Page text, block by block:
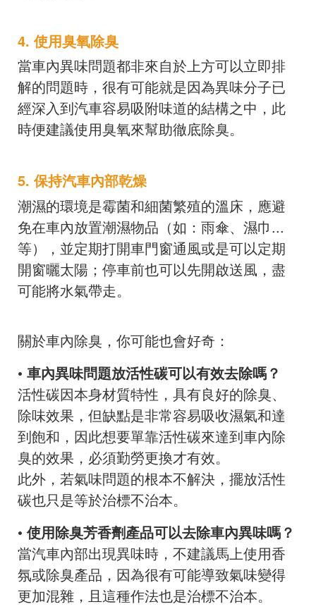
4. 使用臭氧除臭
當車內異味問題都非來自於上方可以立即排
解的問題時，很有可能就是因為異味分子已
經深入到汽車容易吸附味道的結構之中，此
時便建議使用臭氧來幫助徹底除臭。
5. 保持汽車內部乾燥
潮濕的環境是霉菌和細菌繁殖的溫床，應避
免在車內放置潮濕物品（如：雨傘、濕巾...
等），並定期打開車門窗通風或是可以定期
開窗曬太陽；停車前也可以先開啟送風，盡
可能將水氣帶走。
關於車內除臭，你可能也會好奇：
• 車內異味問題放活性碳可以有效去除嗎？
活性碳因本身材質特性，具有良好的除臭、
除味效果，但缺點是非常容易吸收濕氣和達
到飽和，因此想要單靠活性碳來達到車內除
臭的效果，必須勤勞更換才有效。
此外，若氣味問題的根本不解決，擺放活性
碳也只是等於治標不治本。
• 使用除臭芳香劑產品可以去除車內異味嗎？
當汽車內部出現異味時，不建議馬上使用香
氛或除臭產品，因為很有可能導致氣味變得
更加混雜，且這種作法也是治標不治本。